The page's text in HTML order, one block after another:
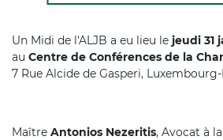
Un Midi de l'ALJB a eu lieu le jeudi 31
au Centre de Conférences de la
7 Rue Alcide de Gasperi,
Maître Antonios Nezeritis, Avocat à